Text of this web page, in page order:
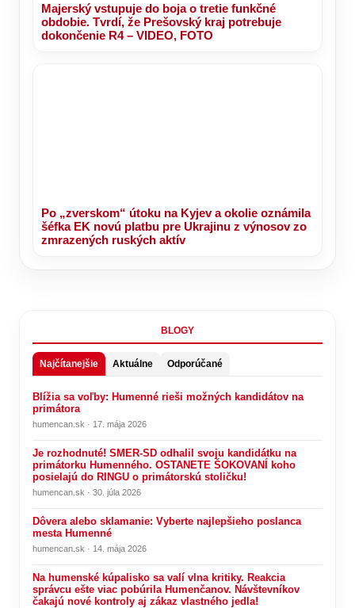
Majerský vstupuje do boja o tretie funkčné
obdobie. Tvrdí, že Prešovský kraj potrebuje
dokončenie R4 – VIDEO, FOTO
Po „zverskom“ útoku na Kyjev a okolie oznámila
šéfka EK novú platbu pre Ukrajinu z výnosov zo
zmrazených ruských aktív
BLOGY
Najčítanejšie Aktuálne Odporúčané
Blížia sa voľby: Humenné rieši možných kandidátov na
primátora
humencan.sk · 17. mája 2026
Je rozhodnuté! SMER-SD odhalil svoju kandidátku na
primátorku Humenného. OSTANETE ŠOKOVANÍ koho
posielajú do RINGU o primátorskú stoličku!
humencan.sk · 30. júla 2026
Dôvera alebo sklamanie: Vyberte najlepšieho poslanca
mesta Humenné
humencan.sk · 14. mája 2026
Na humenské kúpalisko sa valí vlna kritiky. Reakcia
správcu ešte viac pobúrila Humenčanov. Návštevníkov
čakajú nové kontroly aj zákaz vlastného jedla!